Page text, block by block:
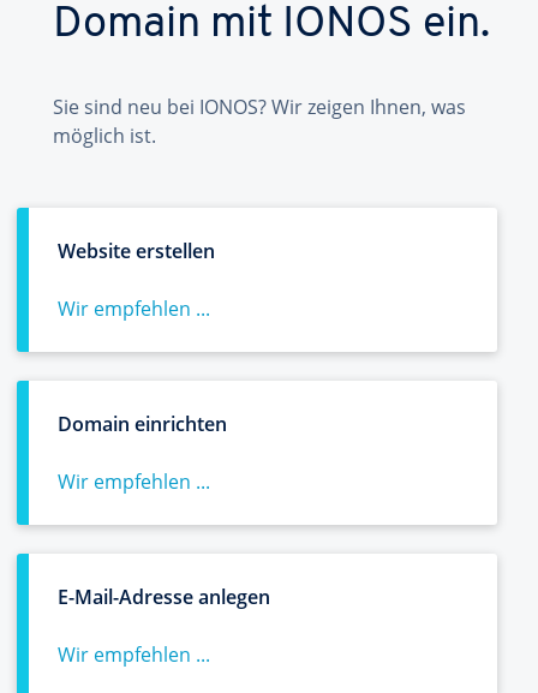
Domain mit IONOS ein.
Sie sind neu bei IONOS? Wir zeigen Ihnen, was
möglich ist.
Website erstellen
Wir empfehlen ...
Domain einrichten
Wir empfehlen ...
E-Mail-Adresse anlegen
Wir empfehlen ...